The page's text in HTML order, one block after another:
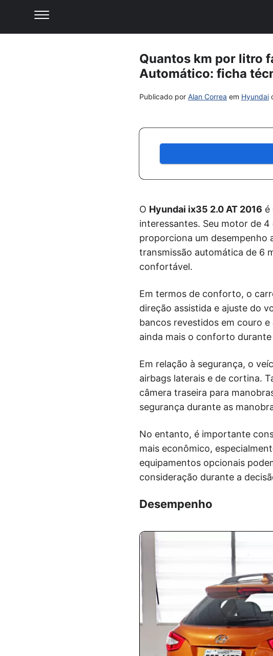
Quantos km por litro
Automático: ficha
Publicado por Alan Correa em Hyundai
O Hyundai ix35 2.0 AT 2016 é
interessantes. Seu motor de
proporciona um desempenho
transmissão automática de 6
confortável.
Em termos de conforto, o
direção assistida e ajuste do
bancos revestidos em couro
ainda mais o conforto
Em relação à segurança, o
airbags laterais e de cortina.
câmera traseira para
segurança durante as
No entanto, é importante
mais econômico,
equipamentos opcionais
consideração durante a
Desempenho